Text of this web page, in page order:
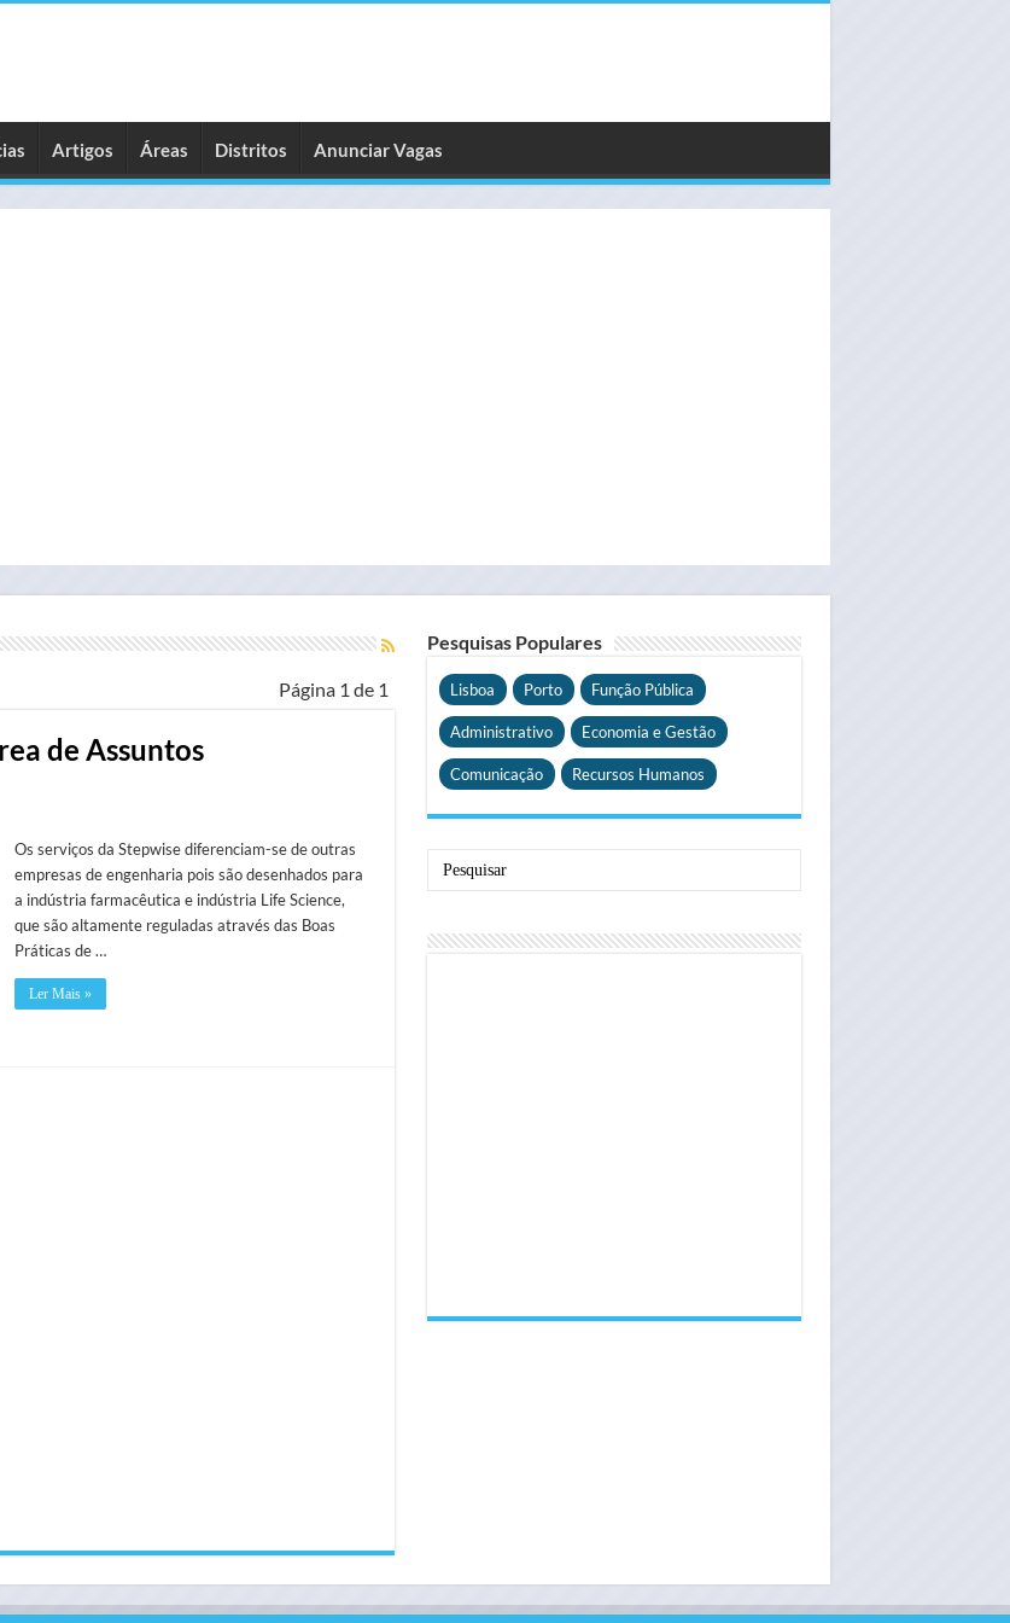
Artigos Áreas Distritos Anunciar Vagas
Página 1 de 1
de Assuntos
Os serviços da Stepwise diferenciam-se de outras
empresas de engenharia pois são desenhados para
a indústria farmacêutica e indústria Life Science,
que são altamente reguladas através das Boas
Práticas de …
Ler Mais »
Pesquisas Populares
Lisboa Porto Função Pública
Administrativo Economia e Gestão
Comunicação Recursos Humanos